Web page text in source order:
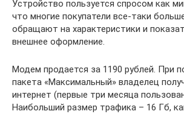
Устройство пользуется спросом как
что многие покупатели все-таки
обращают на характеристики и
внешнее оформление.
Модем продается за 1190 рублей. При
пакета «Максимальный» владелец
интернет (первые три месяца
Наибольший размер трафика – 16 Гб,